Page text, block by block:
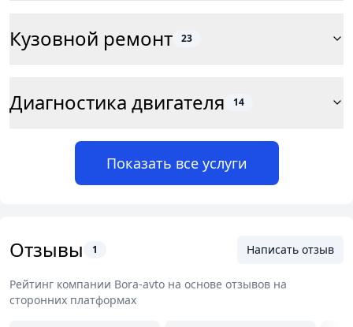
Кузовной ремонт 23
Диагностика двигателя 14
Показать все услуги
Отзывы 1 Написать отзыв
Рейтинг компании Bora-avto на основе отзывов на
сторонних платформах